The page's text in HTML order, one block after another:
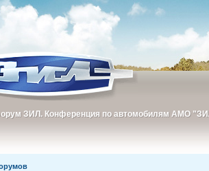
ЗИЛ. Конференция по автомобилям АМО
ЗИЛ. Конференция по автомобилям АМО